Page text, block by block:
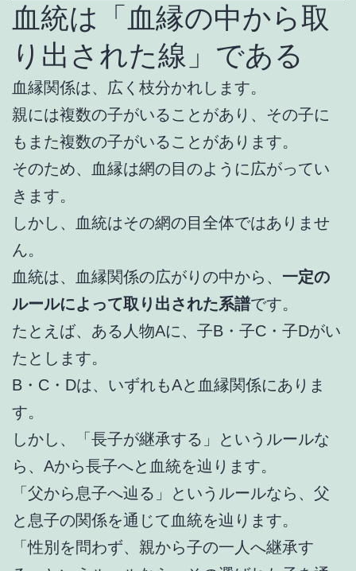
血統は「血縁の中から取
り出された線」である
血縁関係は、広く枝分かれします。
親には複数の子がいることがあり、その子に
もまた複数の子がいることがあります。
そのため、血縁は網の目のように広がってい
きます。
しかし、血統はその網の目全体ではありませ
ん。
血統は、血縁関係の広がりの中から、 一定の
ルールによって取り出された系譜です。
たとえば、ある人物Aに、子B・子C・子Dがい
たとします。
B・C・Dは、いずれもAと血縁関係にありま
す。
しかし、「長子が継承する」というルールな
ら、Aから長子へと血統を辿ります。
「父から息子へ辿る」というルールなら、父
と息子の関係を通じて血統を辿ります。
「性別を問わず、親から子の一人へ継承す